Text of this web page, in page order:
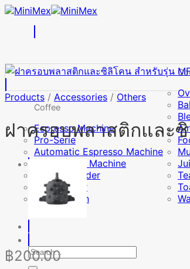
Skip
Coffee
Espresso Machine
Pro-Serie
Automatic Espresso Machine
Drip Coffee Machine
Coffee Grinder
Milk Frother
Coffee Bean
Search
for:
Products / Accessories / Others
ฝาครอบพลาสติกและ
฿200.00